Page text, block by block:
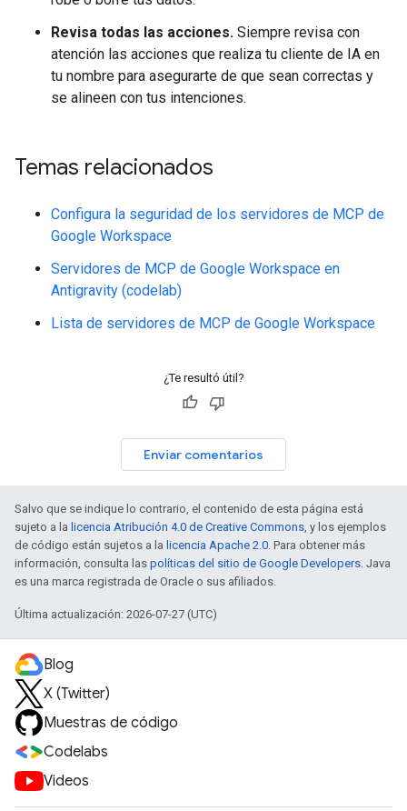
Revisa todas las acciones. Siempre revisa con
atención las acciones que realiza tu cliente de IA en
tu nombre para asegurarte de que sean correctas y
se alineen con tus intenciones.
Temas relacionados
Configura la seguridad de los servidores de MCP de
Google Workspace
Servidores de MCP de Google Workspace en
Antigravity (codelab)
Lista de servidores de MCP de Google Workspace
¿Te resultó útil?
Enviar comentarios
Salvo que se indique lo contrario, el contenido de esta página está
sujeto a la licencia Atribución 4.0 de Creative Commons, y los ejemplos
de código están sujetos a la licencia Apache 2.0. Para obtener más
información, consulta las políticas del sitio de Google Developers. Java
es una marca registrada de Oracle o sus afiliados.
Última actualización: 2026-07-27 (UTC)
Blog
X (Twitter)
Muestras de código
Codelabs
Videos